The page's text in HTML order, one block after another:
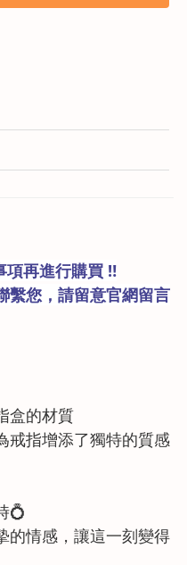
項再進行購買 ‼️
繫您，請留意官網留言
盒的材質
戒指增添了獨特的質感
💍
的情感，讓這一刻變得